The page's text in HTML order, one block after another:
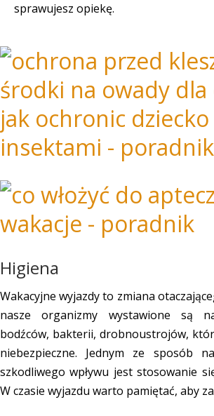
sprawujesz opiekę.
Higiena
Wakacyjne wyjazdy to zmiana
nasze organizmy wystawione są
bodźców, bakterii, drobnoustrojów,
niebezpieczne. Jednym ze sposób
szkodliwego wpływu jest stosowanie
W czasie wyjazdu warto pamiętać, aby